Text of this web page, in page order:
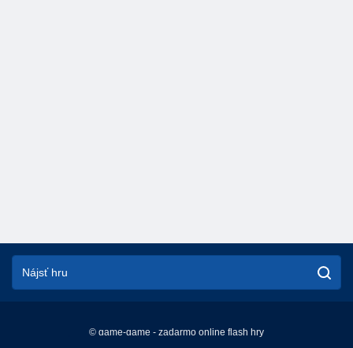
© game-game - zadarmo online flash hry